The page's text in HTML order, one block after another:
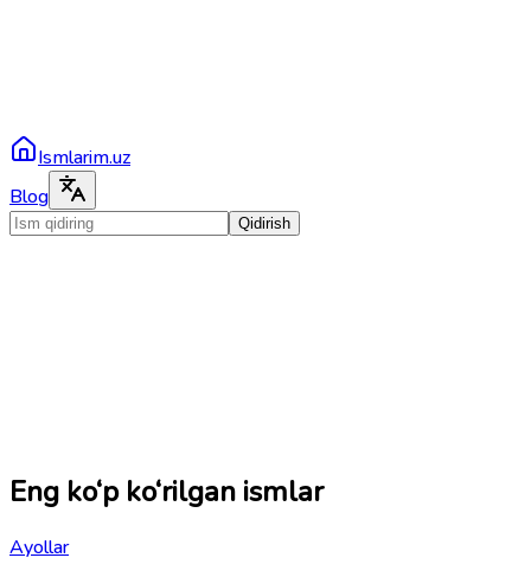
Ismlarim.uz
Blog
Qidirish
Eng ko‘p ko‘rilgan ismlar
Ayollar